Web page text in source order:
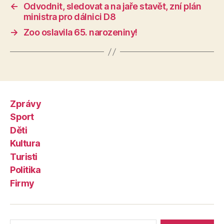
←
Odvodnit, sledovat a na jaře stavět, zní plán
ministra pro dálnici D8
→
Zoo oslavila 65. narozeniny!
Zprávy
Sport
Děti
Kultura
Turisti
Politika
Firmy